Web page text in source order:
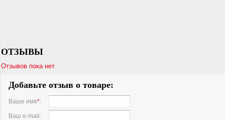
ОТЗЫВЫ
Отзывов пока нет
Добавьте отзыв о товаре:
Ваше имя*:
Ваш e-mail: